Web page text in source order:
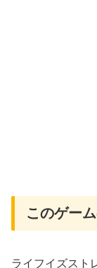
このゲー
ライフイズスト